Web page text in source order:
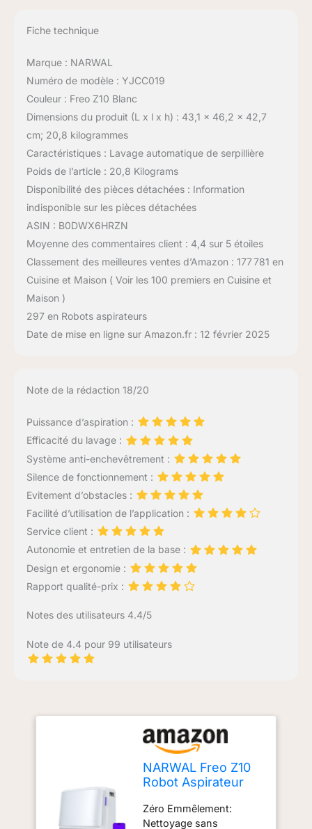
Fiche technique
Marque : NARWAL
Numéro de modèle : YJCC019
Couleur : Freo Z10 Blanc
Dimensions du produit (L x l x h) : 43,1 x 46,2 x 42,7
cm; 20,8 kilogrammes
Caractéristiques : Lavage automatique de serpillière
Poids de l’article : 20,8 Kilograms
Disponibilité des pièces détachées : Information
indisponible sur les pièces détachées
ASIN : B0DWX6HRZN
Moyenne des commentaires client : 4,4 sur 5 étoiles
Classement des meilleures ventes d’Amazon : 177 781 en
Cuisine et Maison ( Voir les 100 premiers en Cuisine et
Maison )
297 en Robots aspirateurs
Date de mise en ligne sur Amazon.fr : 12 février 2025
Note de la rédaction 18/20
Puissance d’aspiration :
Efficacité du lavage :
Système anti-enchevêtrement :
Silence de fonctionnement :
Evitement d’obstacles :
Facilité d’utilisation de l’application :
Service client :
Autonomie et entretien de la base :
Design et ergonomie :
Rapport qualité-prix :
Notes des utilisateurs 4.4/5
Note de 4.4 pour 99 utilisateurs
NARWAL Freo Z10
Robot Aspirateur
Brosse Anti-
emmêlement
Zéro Emmêlement:
Nettoyage sans